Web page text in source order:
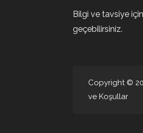
Bilgi ve tavsiye
geçebilirsiniz.
Copyright ©
ve Koşullar